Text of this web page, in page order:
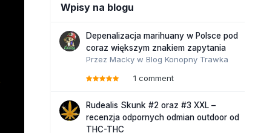
Wpisy na blogu
Depenalizacja marihuany w Polsce pod
coraz większym znakiem zapytania
Przez Macky w Blog Konopny Trawka
1 comment
Rudealis Skunk #2 oraz #3 XXL –
recenzja odpornych odmian outdoor od
THC-THC